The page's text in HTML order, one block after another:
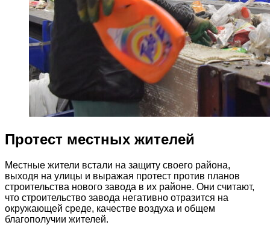
Протест местных жителей
Местные жители встали на защиту своего района,
выходя на улицы и выражая протест против планов
строительства нового завода в их районе. Они считают,
что строительство завода негативно отразится на
окружающей среде, качестве воздуха и общем
благополучии жителей.